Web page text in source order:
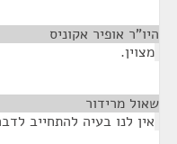
היו"ר אופיר אקוניס
מצוין.
שאול מרידור
אין לנו בעיה להתחייב